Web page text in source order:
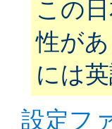
この
性が
には
設定フ